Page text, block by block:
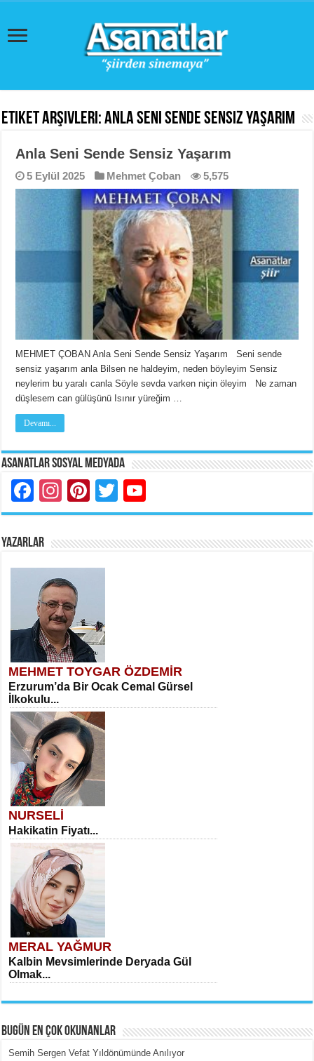
Etiket Arşivleri:Anla Seni Sende Sensiz Yaşarım
Anla Seni Sende Sensiz Yaşarım
5 Eylül 2025 Mehmet Çoban 5,575
MEHMET ÇOBAN Anla Seni Sende Sensiz Yaşarım Seni sende
sensiz yaşarım anla Bilsen ne haldeyim, neden böyleyim Sensiz
neylerim bu yaralı canla Söyle sevda varken niçin öleyim Ne zaman
düşlesem can gülüşünü Isınır yüreğim …
Devamı...
Asanatlar Sosyal Medyada
Facebook
Instagram
Pinterest
Twitter
YAZARLAR
MEHMET TOYGAR ÖZDEMİR
Erzurum’da Bir Ocak Cemal Gürsel
İlkokulu...
NURSELİ
Hakikatin Fiyatı...
MERAL YAĞMUR
Kalbin Mevsimlerinde Deryada Gül
Olmak...
BUGÜN EN ÇOK OKUNANLAR
Semih Sergen Vefat Yıldönümünde Anılıyor